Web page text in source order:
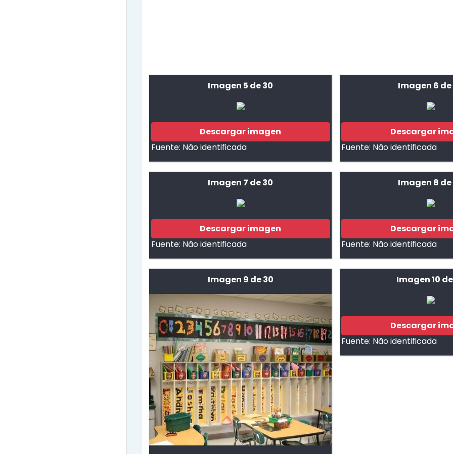
Imagen 5 de 30
Descargar imagen
Fuente: Não identificada
Imagen 6 de
Descargar
Fuente: Não identificada
Imagen 7 de 30
Descargar imagen
Fuente: Não identificada
Imagen 8 de
Descargar
Fuente: Não identificada
Imagen 9 de 30 Imagen 10
Descargar
Fuente: Não identificada